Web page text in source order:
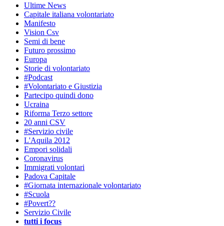
Ultime News
Capitale italiana volontariato
Manifesto
Vision Csv
Semi di bene
Futuro prossimo
Europa
Storie di volontariato
#Podcast
#Volontariato e Giustizia
Partecipo quindi dono
Ucraina
Riforma Terzo settore
20 anni CSV
#Servizio civile
L'Aquila 2012
Empori solidali
Coronavirus
Immigrati volontari
Padova Capitale
#Giornata internazionale volontariato
#Scuola
#Povert??
Servizio Civile
tutti i focus